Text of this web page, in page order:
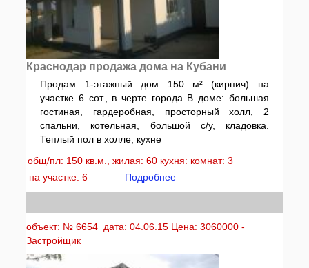
Краснодар продажа дома на Кубани
Продам 1-этажный дом 150 м² (кирпич) на
участке 6 сот., в черте города В доме: большая
гостиная, гардеробная, просторный холл, 2
спальни, котельная, большой с/у, кладовка.
Теплый пол в холле, кухне
общ/пл: 150 кв.м., жилая: 60 кухня: комнат: 3
на участке: 6
Подробнее
объект: № 6654 дата: 04.06.15 Цена: 3060000 -
Застройщик